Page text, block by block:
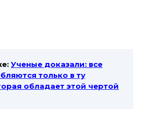
Ученые доказали: все
только в ту
обладает этой чертой